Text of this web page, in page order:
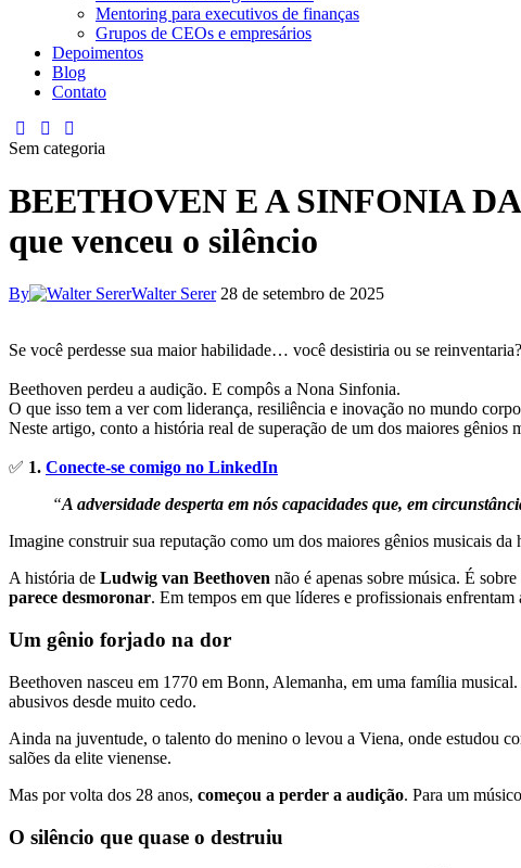
Mentoring para executivos de finanças
Grupos de CEOs e empresários
Depoimentos
Blog
Contato
Sem categoria
BEETHOVEN E A SINFONIA
que venceu o silêncio
By Walter Serer 28 de setembro de 2025
Se você perdesse sua maior habilidade… você desistiria ou se reinventaria?
Beethoven perdeu a audição. E compôs a Nona Sinfonia.
O que isso tem a ver com liderança, resiliência e inovação no mundo
Neste artigo, conto a história real de superação de um dos maiores
✅ 1. Conecte-se comigo no LinkedIn
“A adversidade desperta em nós capacidades que, em
Imagine construir sua reputação como um dos maiores gênios musicais
A história de Ludwig van Beethoven não é apenas sobre música. É sobre
parece desmoronar. Em tempos em que líderes e profissionais
Um gênio forjado na dor
Beethoven nasceu em 1770 em Bonn, Alemanha, em uma família
abusivos desde muito cedo.
Ainda na juventude, o talento do menino o levou a Viena, onde estudou
salões da elite vienense.
Mas por volta dos 28 anos, começou a perder a audição. Para um
O silêncio que quase o destruiu